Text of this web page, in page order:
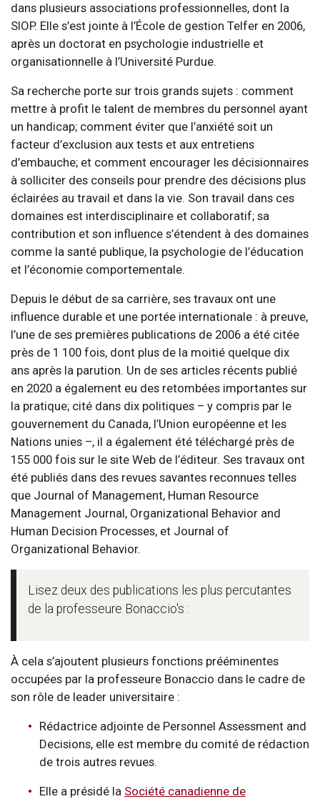
dans plusieurs associations professionnelles, dont la
SIOP. Elle s’est jointe à l’École de gestion Telfer en 2006,
après un doctorat en psychologie industrielle et
organisationnelle à l’Université Purdue.
Sa recherche porte sur trois grands sujets : comment
mettre à profit le talent de membres du personnel ayant
un handicap; comment éviter que l’anxiété soit un
facteur d’exclusion aux tests et aux entretiens
d’embauche; et comment encourager les décisionnaires
à solliciter des conseils pour prendre des décisions plus
éclairées au travail et dans la vie. Son travail dans ces
domaines est interdisciplinaire et collaboratif; sa
contribution et son influence s’étendent à des domaines
comme la santé publique, la psychologie de l’éducation
et l’économie comportementale.
Depuis le début de sa carrière, ses travaux ont une
influence durable et une portée internationale : à preuve,
l’une de ses premières publications de 2006 a été citée
près de 1 100 fois, dont plus de la moitié quelque dix
ans après la parution. Un de ses articles récents publié
en 2020 a également eu des retombées importantes sur
la pratique; cité dans dix politiques – y compris par le
gouvernement du Canada, l’Union européenne et les
Nations unies –, il a également été téléchargé près de
155 000 fois sur le site Web de l’éditeur. Ses travaux ont
été publiés dans des revues savantes reconnues telles
que Journal of Management, Human Resource
Management Journal, Organizational Behavior and
Human Decision Processes, et Journal of
Organizational Behavior.
Lisez deux des publications les plus percutantes
de la professeure Bonaccio's :
À cela s’ajoutent plusieurs fonctions prééminentes
occupées par la professeure Bonaccio dans le cadre de
son rôle de leader universitaire :
Rédactrice adjointe de Personnel Assessment and
Decisions, elle est membre du comité de rédaction
de trois autres revues.
Elle a présidé la Société canadienne de